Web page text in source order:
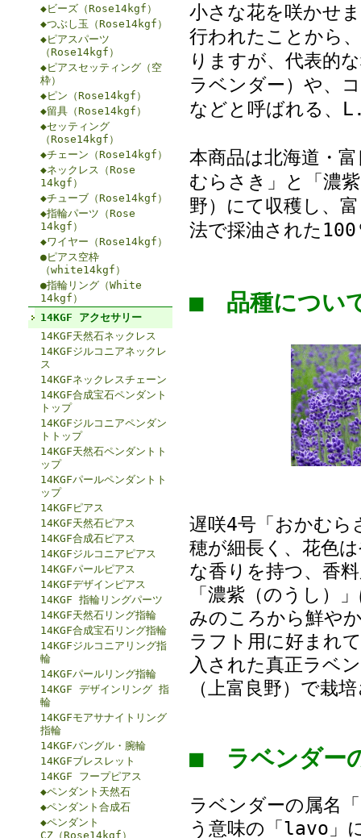
◆ビーズ（Rose14kgf）
◆つぶし玉（Rose14kgf）
◆ピアスパーツ
（Rose14kgf）
◆ピアスセッティング（空
枠）
◆ピン（Rose14kgf）
◆留具（Rose14kgf）
◆セッティング
（Rose14kgf）
◆チェーン（Rose14kgf）
◆ネックレス（Rose
14kgf）
◆チューブ（Rose14kgf）
◆指輪パーツ（Rose
14kgf）
◆ワイヤー（Rose14kgf）
●ピアス空枠
（white14kgf）
●指輪リング（White
14kgf）
14KGF アクセサリー
14KGF天然石ネックレス
14KGFジルコニアネックレ
ス
14KGFネックレスチェーン
14KGF合成宝石ペンダント
トップ
14KGFジルコニアペンダン
トトップ
14KGF天然石ペンダントト
ップ
14KGFパールペンダントト
ップ
14KGFピアス
14KGF天然石ピアス
14KGF合成石ピアス
14KGFジルコニアピアス
14KGFパールピアス
14KGFデザインピアス
14KGF 指輪リングパーツ
14KGF天然石リング指輪
14KGF合成宝石リング指輪
14KGFジルコニアリング指
輪
14KGFパールリング指輪
14KGF デザインリング 指
輪
14KGFモアサナイトリング
指輪
14KGFバングル・腕輪
14KGFブレスレット
14KGF フープピアス
◆ペンダント天然石
◆ペンダント合成石
◆ペンダント
CZ（Rose14kgf）
小さな花を咲かせ
行われたことから
りますが、代表的
ラベンダー）や、
などと呼ばれ
本商品は北海道・
むらさき」と「濃
野）にて収穫し、
法で採油された
■ 品種につ
遅咲4号「おかむら
穂が細長く、花色
な香りを持つ、香
「濃紫（のうし）
みのころから鮮や
ラフト用に好まれ
入された真正ラベ
（上富良野）で栽
■ ラベンダー
ラベンダーの属名
う意味の「lavo」